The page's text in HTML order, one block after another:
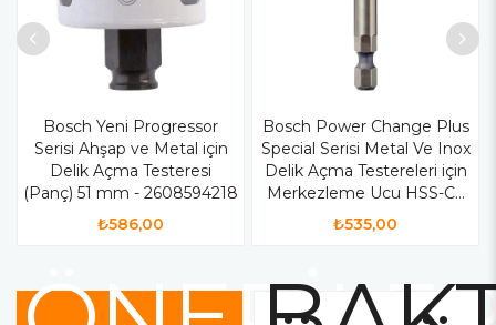
Bosch Yeni Progressor
Serisi Ahşap ve Metal için
Delik Açma Testeresi
(Panç) 51 mm - 2608594218
₺586,00
Bosch Power Change Plus
Special Serisi Metal Ve Inox
Delik Açma Testereleri için
Merkezleme Ucu HSS-Co
65 mm - 2608594257
₺535,00